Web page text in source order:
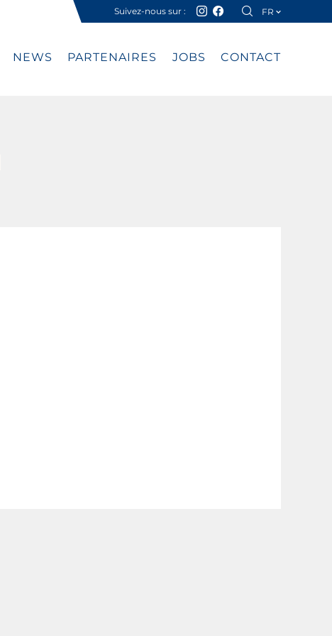
Suivez-nous sur : FR
NEWS PARTENAIRES JOBS CONTACT